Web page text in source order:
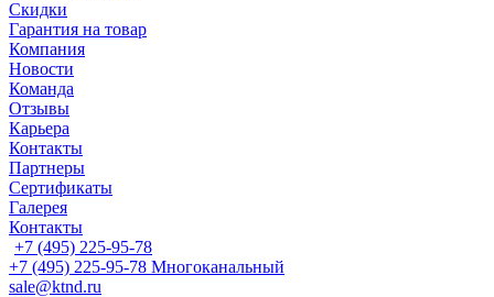
Скидки
Гарантия на товар
Компания
Новости
Команда
Отзывы
Карьера
Контакты
Партнеры
Сертификаты
Галерея
Контакты
+7 (495) 225-95-78
+7 (495) 225-95-78 Многоканальный
sale@ktnd.ru